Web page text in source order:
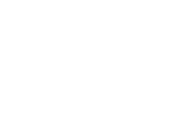
ca alocarea fondurilor să fie
condamnat-o pe Angela
de amendă în mărime de 400
Edilul este la al doilea mandat
satului pe listele Partidului
. La
primul tur, acumulând peste